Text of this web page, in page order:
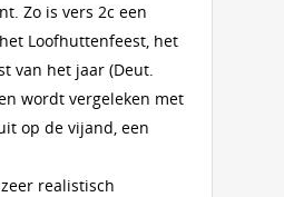
Zo is vers 2c een
Loofhuttenfeest, het
van het jaar (Deut.
wordt vergeleken met
op de vijand, een
realistisch